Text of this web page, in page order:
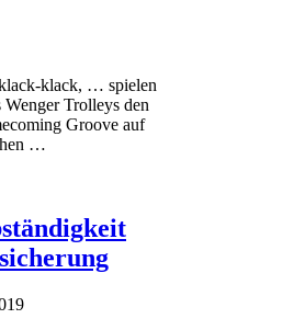
klack, … spielen
Trolleys den
Groove auf
…